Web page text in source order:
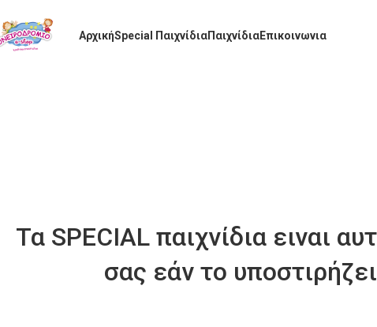
ΑρχικήSpecial ΠαιχνίδιαΠαιχνίδιαΕπικοινωνια
Τα SPECIAL παιχνίδια ειναι
σας εάν το